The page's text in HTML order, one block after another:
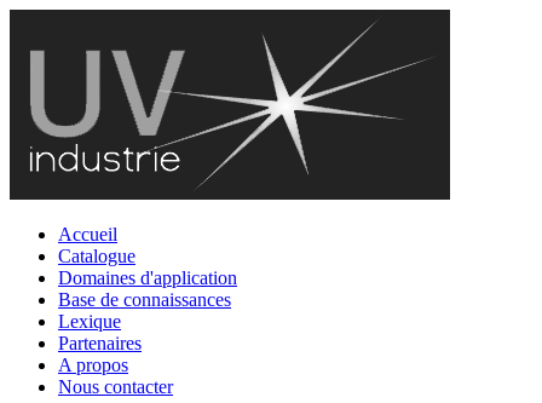
Accueil
Catalogue
Domaines d'application
Base de connaissances
Lexique
Partenaires
A propos
Nous contacter